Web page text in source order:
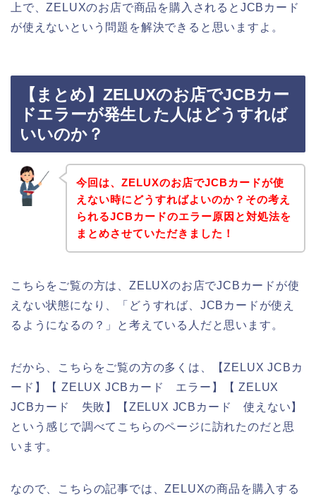
上で、ZELUXのお店で商品を購入されるとJCBカード
が使えないという問題を解決できると思いますよ。
【まとめ】ZELUXのお店でJCBカー
ドエラーが発生した人はどうすれば
いいのか？
今回は、ZELUXのお店でJCBカードが使
えない時にどうすればよいのか？その考え
られるJCBカードのエラー原因と対処法を
まとめさせていただきました！
こちらをご覧の方は、ZELUXのお店でJCBカードが使
えない状態になり、「どうすれば、JCBカードが使え
るようになるの？」と考えている人だと思います。
だから、こちらをご覧の方の多くは、【ZELUX JCBカ
ード】【 ZELUX JCBカード エラー】【 ZELUX
JCBカード 失敗】【ZELUX JCBカード 使えない】
という感じで調べてこちらのページに訪れたのだと思
います。
なので、こちらの記事では、ZELUXの商品を購入する